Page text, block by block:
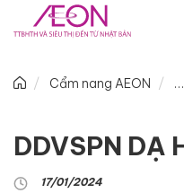
Cẩm nang AEON
DDVSPN DẠ
17/01/2024